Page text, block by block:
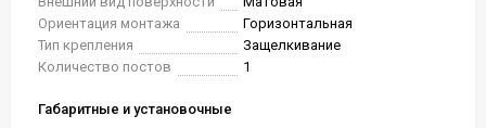
Ориентация монтажа
Горизонтальная
Тип крепления
Защелкивание
Количество постов
1
Габаритные и установочные